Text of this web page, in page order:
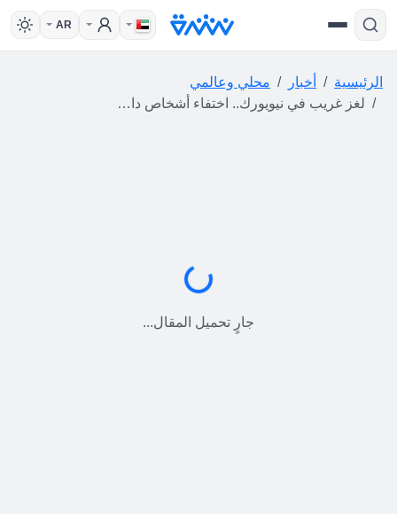
AR
الرئيسية أخبار
محلي وعالمي
لغز غريب في نيويورك.. اختفاء أشخاص داخل المجاري وسط الليل يحير السكان والشرطة تحقق
جارٍ التحميل...
جارٍ تحميل المقال...